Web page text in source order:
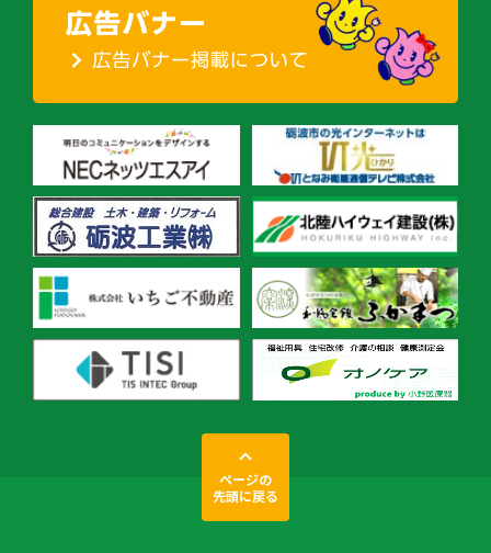
ページの
先頭に戻る